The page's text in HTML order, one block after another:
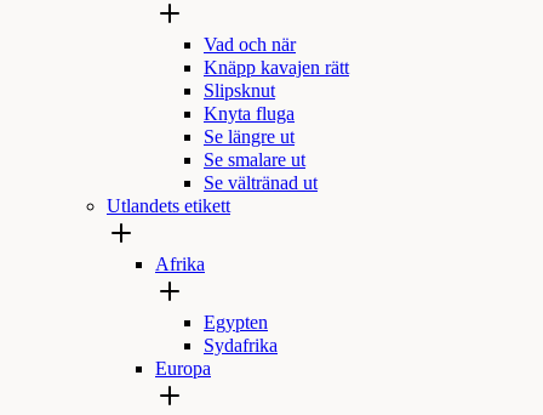
Vad och när
Knäpp kavajen rätt
Slipsknut
Knyta fluga
Se längre ut
Se smalare ut
Se vältränad ut
Utlandets etikett
Afrika
Egypten
Sydafrika
Europa